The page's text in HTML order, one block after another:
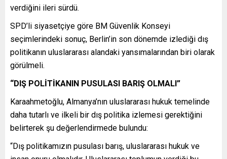
verdiğini ileri sürdü.
SPD’li siyasetçiye göre BM Güvenlik Konseyi
seçimlerindeki sonuç, Berlin’in son dönemde izlediği dış
politikanın uluslararası alandaki yansımalarından biri olarak
görülmeli.
“DIŞ POLİTİKANIN PUSULASI BARIŞ OLMALI”
Karaahmetoğlu, Almanya’nın uluslararası hukuk temelinde
daha tutarlı ve ilkeli bir dış politika izlemesi gerektiğini
belirterek şu değerlendirmede bulundu:
“Dış politikamızın pusulası barış, uluslararası hukuk ve